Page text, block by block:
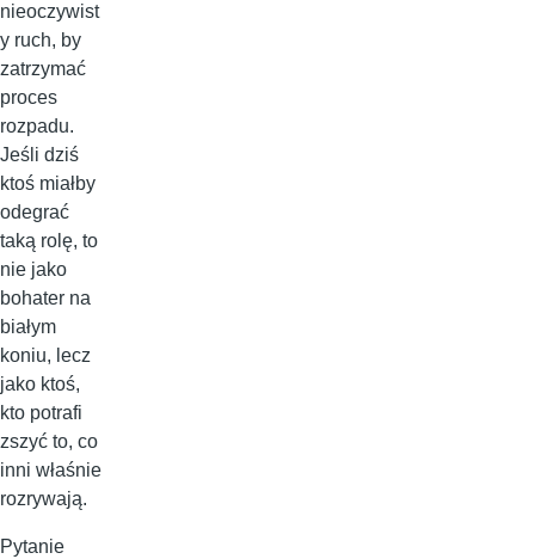
nieoczywist
y ruch, by
zatrzymać
proces
rozpadu.
Jeśli dziś
ktoś miałby
odegrać
taką rolę, to
nie jako
bohater na
białym
koniu, lecz
jako ktoś,
kto potrafi
zszyć to, co
inni właśnie
rozrywają.
Pytanie